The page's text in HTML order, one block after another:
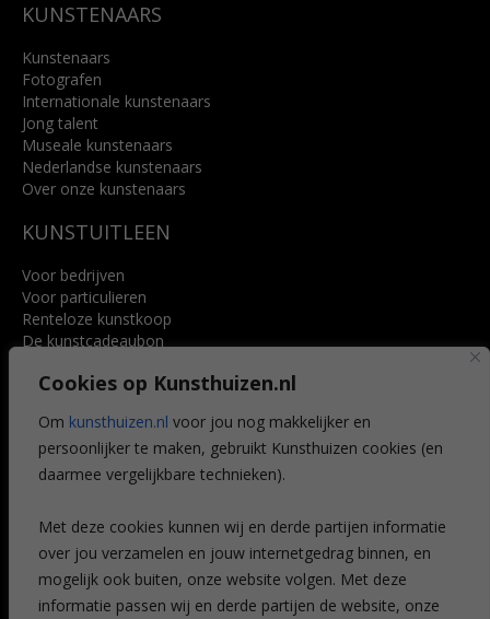
Cookies op Kunsthuizen.nl
Om kunsthuizen.nl voor jou nog makkelijker en
persoonlijker te maken, gebruikt Kunsthuizen cookies (en
daarmee vergelijkbare technieken).
Met deze cookies kunnen wij en derde partijen informatie
over jou verzamelen en jouw internetgedrag binnen, en
mogelijk ook buiten, onze website volgen. Met deze
informatie passen wij en derde partijen de website, onze
KUNSTENAARS
Kunstenaars
Fotografen
Internationale kunstenaars
Jong talent
Museale kunstenaars
Nederlandse kunstenaars
Over onze kunstenaars
KUNSTUITLEEN
Voor bedrijven
Voor particulieren
Renteloze kunstkoop
De kunstcadeaubon
Voordelen
Veelgestelde vragen
CONTACT
Leiden
Amsterdam
Breda
Favorieten